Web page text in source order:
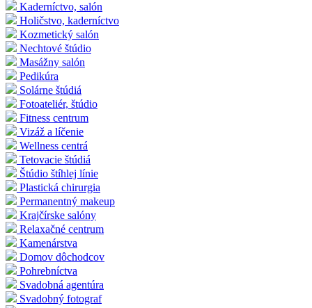
Kaderníctvo, salón
Holičstvo, kaderníctvo
Kozmetický salón
Nechtové štúdio
Masážny salón
Pedikúra
Solárne štúdiá
Fotoateliér, štúdio
Fitness centrum
Vizáž a líčenie
Wellness centrá
Tetovacie štúdiá
Štúdio štíhlej línie
Plastická chirurgia
Permanentný makeup
Krajčírske salóny
Relaxačné centrum
Kamenárstva
Domov dôchodcov
Pohrebníctva
Svadobná agentúra
Svadobný fotograf